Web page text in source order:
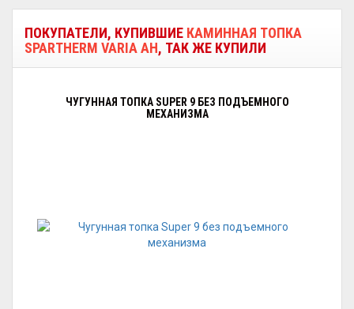
ПОКУПАТЕЛИ, КУПИВШИЕ КАМИННАЯ ТОПКА
SPARTHERM VARIA AH, ТАК ЖЕ КУПИЛИ
ЧУГУННАЯ ТОПКА SUPER 9 БЕЗ ПОДЪЕМНОГО
МЕХАНИЗМА